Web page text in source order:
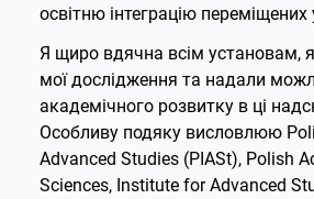
освітню інтеграцію переміщених
Я щиро вдячна всім установам,
мої дослідження та надали
академічного розвитку в ці
Особливу подяку висловлюю
Advanced Studies (PIASt), Polish
Sciences, Institute for Advanced